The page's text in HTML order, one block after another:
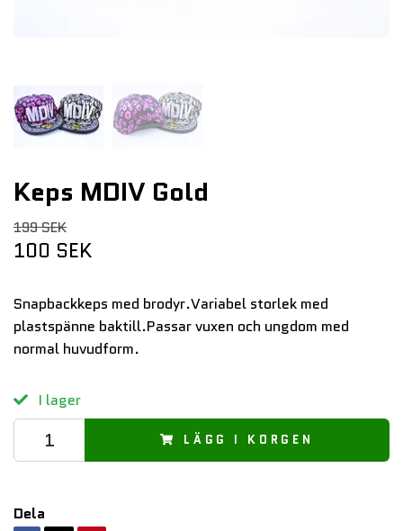
Keps MDIV Gold
199 SEK
100 SEK
Snapbackkeps med brodyr.Variabel storlek med
plastspänne baktill.Passar vuxen och ungdom med
normal huvudform.
I lager
LÄGG I KORGEN
Dela